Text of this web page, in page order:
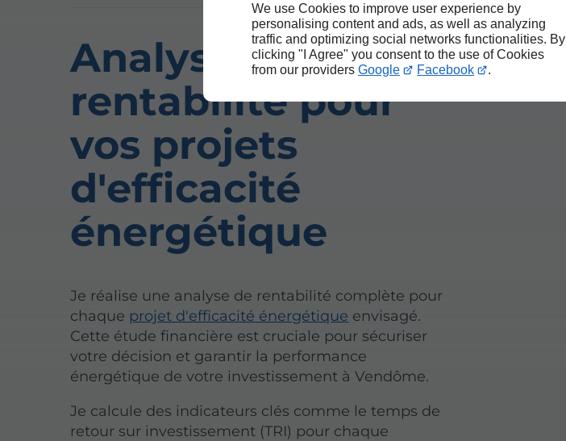
We use Cookies to improve user experience by
personalising content and ads, as well as analyzing
traffic and optimizing social networks functionalities. By
clicking "I Agree" you consent to the use of Cookies
from our providers Google Facebook .
Analyse de
rentabilité pour
vos projets
d'efficacité
énergétique
Je réalise une analyse de rentabilité complète pour
chaque projet d'efficacité énergétique envisagé.
Cette étude financière est cruciale pour sécuriser
votre décision et garantir la performance
énergétique de votre investissement à Vendôme.
Je calcule des indicateurs clés comme le temps de
retour sur investissement (TRI) pour chaque